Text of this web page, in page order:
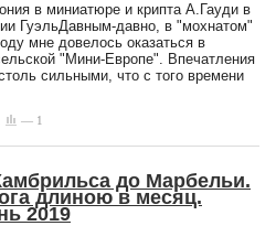
в миниатюре и крипта А.Гауди в
ГуэльДавным-давно, в "мохнатом"
мне довелось оказаться в
"Мини-Европе". Впечатления
сильными, что с того времени
— 1
до Марбельи.
длиною в месяц.
2019